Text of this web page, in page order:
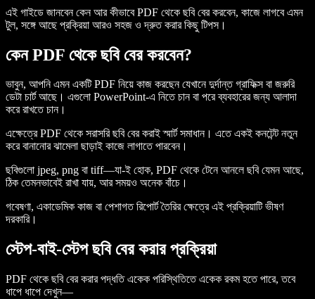
এই গাইডে জানবেন কেন আর কীভাবে PDF থেকে ছবি বের করবেন, কাজে লাগবে এমন
টুল, সঙ্গে আছে প্রক্রিয়া আরও সহজ ও দ্রুত করার কিছু টিপস।
কেন PDF থেকে ছবি বের করবেন?
ভাবুন, আপনি এমন একটি PDF নিয়ে কাজ করছেন যেখানে দুর্দান্ত গ্রাফিক্স বা জরুরি
ডেটা চার্ট আছে। এগুলো PowerPoint-এ নিতে চান বা পরে ব্যবহারের জন্য আলাদা
করে রাখতে চান।
এক্ষেত্রে PDF থেকে সরাসরি ছবি বের করাই স্মার্ট সমাধান। এতে একই কনটেন্ট নতুন
করে বানানোর ঝামেলা ছাড়াই কাজে লাগাতে পারবেন।
ছবিগুলো jpeg, png বা tiff—যা-ই হোক, PDF থেকে টেনে আনলে ছবি যেমন আছে,
ঠিক তেমনভাবেই রাখা যায়, আর সময়ও অনেক বাঁচে।
গবেষণা, একাডেমিক কাজ বা পেশাগত রিপোর্ট তৈরির ক্ষেত্রে এই প্রক্রিয়াটি ভীষণ
দরকারি।
স্টেপ-বাই-স্টেপ ছবি বের করার প্রক্রিয়া
PDF থেকে ছবি বের করার পদ্ধতি একেক পরিস্থিতিতে একেক রকম হতে পারে, তবে
ধাপে ধাপে দেখুন—